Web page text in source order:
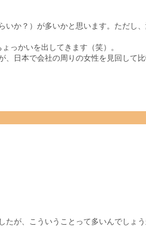
か？）が多いかと思います。ただし
っかいを出してきます（笑）。
日本で会社の周りの女性を見回して
が、こういうことって多いんでしょ